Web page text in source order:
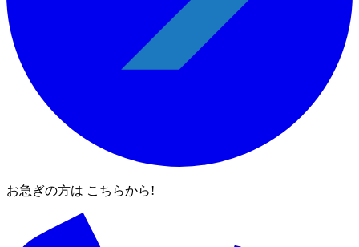
お急ぎの方は こちらから!